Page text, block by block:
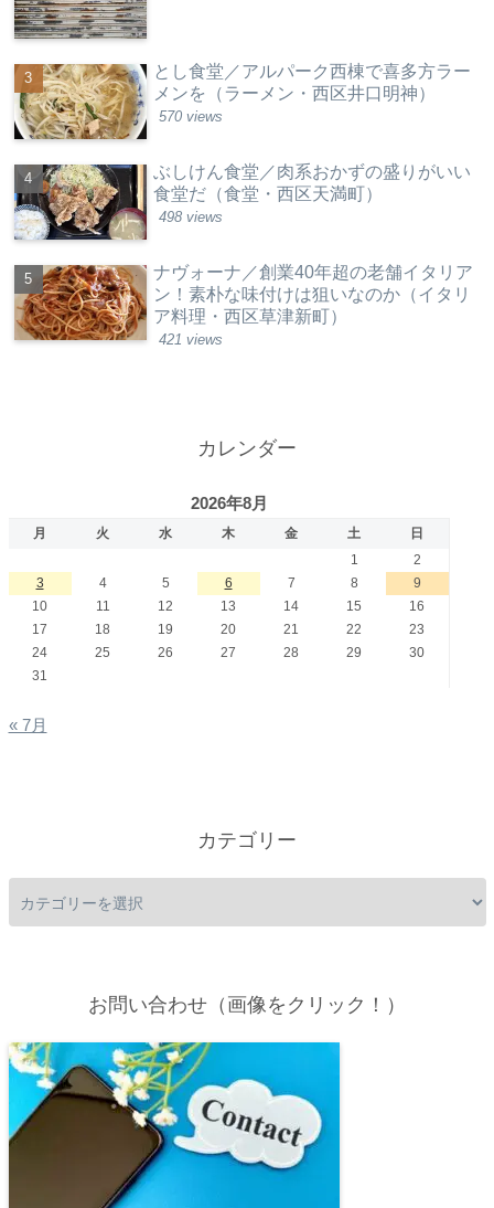
とし食堂／アルパーク西棟で喜多方ラー
メンを（ラーメン・西区井口明神）
570 views
ぶしけん食堂／肉系おかずの盛りがいい
食堂だ（食堂・西区天満町）
498 views
ナヴォーナ／創業40年超の老舗イタリア
ン！素朴な味付けは狙いなのか（イタリ
ア料理・西区草津新町）
421 views
カレンダー
2026年8月
月 火 水 木 金 土
日
1
2
3
4 5 6 7 8
9
10
11 12 13 14 15
16
17
18 19 20 21 22
23
24
25 26 27 28 29
30
31
« 7月
カテゴリー
お問い合わせ（画像をクリック！）